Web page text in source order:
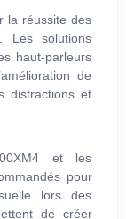
la réussite des
Les solutions
haut-parleurs
de
distractions et
et les
pour
lors des
de créer